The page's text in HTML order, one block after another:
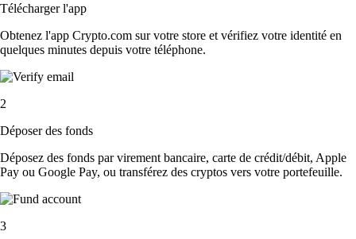
Télécharger l'app
Obtenez l'app Crypto.com sur votre store et vérifiez votre identité en
quelques minutes depuis votre téléphone.
2
Déposer des fonds
Déposez des fonds par virement bancaire, carte de crédit/débit, Apple
Pay ou Google Pay, ou transférez des cryptos vers votre portefeuille.
3